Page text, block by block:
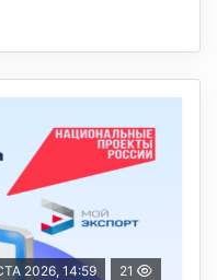
2026, 14:59 21